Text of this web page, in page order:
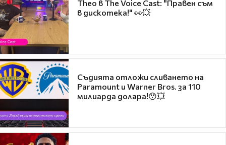
Theo в The Voice Cast: "Правен съм
в дискотека!" 👀💥
Съдията отложи сливането на
Paramount и Warner Bros. за 110
милиарда долара!😯💥